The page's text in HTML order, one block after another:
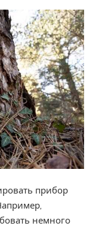
прибор
немного